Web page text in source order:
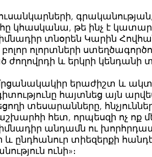
կհասկանա, թե ինչ է
տնօրեն Կարին
ոլորտների
ժողովրդի և երկրի կենդանի
երաժիշտ և
հայտնեց այն
տեսարանները,
հետ, որպեսզի ոչ ոք
անդամն ու
և ընդհանուր տիեզերքի
ունի»։